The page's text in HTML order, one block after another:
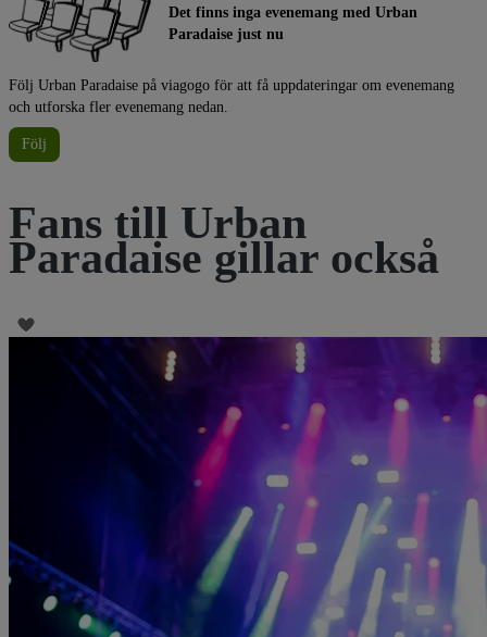
Det finns inga evenemang med Urban
Paradaise just nu
Följ Urban Paradaise på viagogo för att få uppdateringar om evenemang
och utforska fler evenemang nedan.
Följ
Fans till Urban
Paradaise gillar också